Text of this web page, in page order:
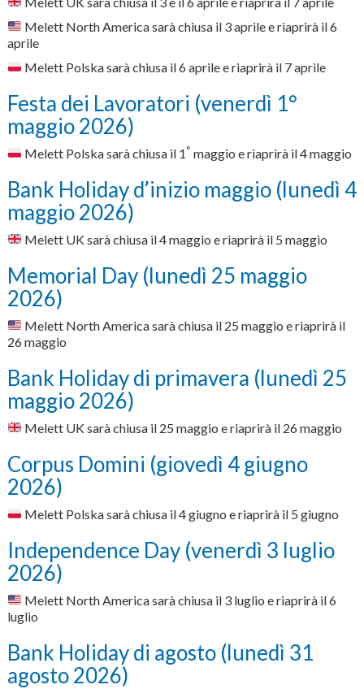
Melett North America sarà chiusa il 3 aprile e riaprirà il 6
aprile
Melett Polska sarà chiusa il 6 aprile e riaprirà il 7 aprile
Festa dei Lavoratori (venerdì 1°
maggio 2026)
Melett Polska sarà chiusa il 1 ° maggio e riaprirà il 4 maggio
Bank Holiday d’inizio maggio (lunedì 4
maggio 2026)
Melett UK sarà chiusa il 4 maggio e riaprirà il 5 maggio
Memorial Day (lunedì 25 maggio
2026)
Melett North America sarà chiusa il 25 maggio e riaprirà il
26 maggio
Bank Holiday di primavera (lunedì 25
maggio 2026)
Melett UK sarà chiusa il 25 maggio e riaprirà il 26 maggio
Corpus Domini (giovedì 4 giugno
2026)
Melett Polska sarà chiusa il 4 giugno e riaprirà il 5 giugno
Independence Day (venerdì 3 luglio
2026)
Melett North America sarà chiusa il 3 luglio e riaprirà il 6
luglio
Bank Holiday di agosto (lunedì 31
agosto 2026)